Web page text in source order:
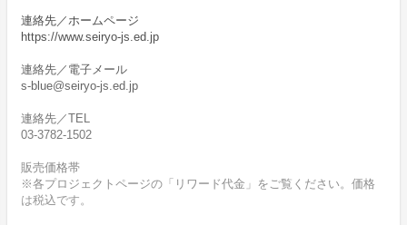
連絡先／ホームページ
https://www.seiryo-js.ed.jp
連絡先／電子メール
s-blue@seiryo-js.ed.jp
連絡先／TEL
03-3782-1502
販売価格帯
※各プロジェクトページの「リワード代金」をご覧ください。価格
は税込です。